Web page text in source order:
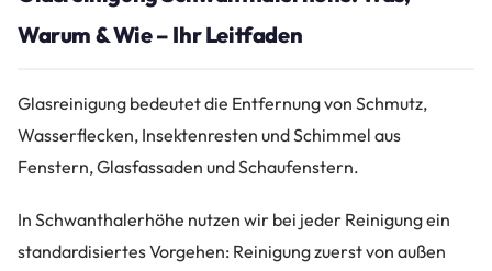
Warum & Wie – Ihr Leitfaden
Glasreinigung bedeutet die Entfernung von Schmutz,
Wasserflecken, Insektenresten und Schimmel aus
Fenstern, Glasfassaden und Schaufenstern.
In Schwanthalerhöhe nutzen wir bei jeder Reinigung ein
standardisiertes Vorgehen: Reinigung zuerst von außen